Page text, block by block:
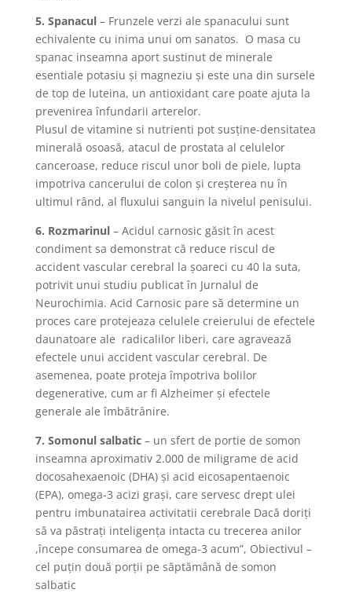
5. Spanacul– Frunzele verzi ale spanacului sunt
echivalente cu inima unui om sanatos. O masa cu
spanac inseamna aport sustinut de minerale
esentiale potasiu şi magneziu şi este una din sursele
de top de luteina, un antioxidant care poate ajuta la
prevenirea înfundarii arterelor.
Plusul de vitamine si nutrienti pot susţine-densitatea
minerală osoasă, atacul de prostata al celulelor
canceroase, reduce riscul unor boli de piele, lupta
impotriva cancerului de colon şi creşterea nu în
ultimul rând, al fluxului sanguin la nivelul penisului.
6. Rozmarinul– Acidul carnosic găsit în acest
condiment sa demonstrat că reduce riscul de
accident vascular cerebral la şoareci cu 40 la suta,
potrivit unui studiu publicat în Jurnalul de
Neurochimia. Acid Carnosic pare să determine un
proces care protejeaza celulele creierului de efectele
daunatoare ale radicalilor liberi, care agravează
efectele unui accident vascular cerebral. De
asemenea, poate proteja împotriva bolilor
degenerative, cum ar fi Alzheimer şi efectele
generale ale îmbătrânire.
7. Somonul salbatic– un sfert de portie de somon
inseamna aproximativ 2.000 de miligrame de acid
docosahexaenoic (DHA) şi acid eicosapentaenoic
(EPA), omega-3 acizi graşi, care servesc drept ulei
pentru imbunatairea activitatii cerebrale Dacă doriţi
să va păstraţi inteligenţa intacta cu trecerea anilor
,începe consumarea de omega-3 acum”, Obiectivul –
cel puţin două porţii pe săptămână de somon
salbatic